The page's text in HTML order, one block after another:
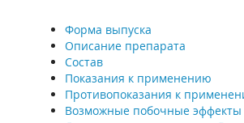
Форма выпуска
Описание препарата
Состав
Показания к применению
Противопоказания к
Возможные побочные эффекты